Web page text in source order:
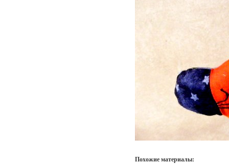
Похожие материалы: